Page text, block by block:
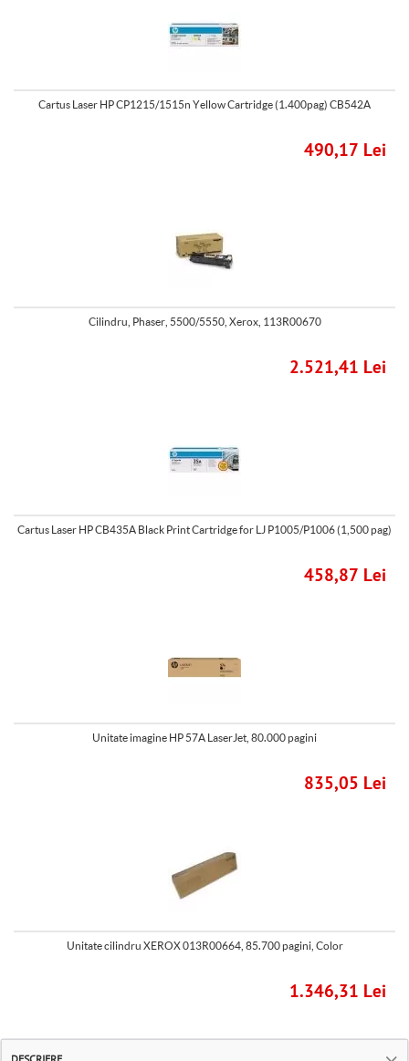
Cartus Laser HP CP1215/1515n Yellow Cartridge (1.400pag) CB542A
490,17 Lei
Cilindru, Phaser, 5500/5550, Xerox, 113R00670
2.521,41 Lei
Cartus Laser HP CB435A Black Print Cartridge for LJ P1005/P1006 (1,500 pag)
458,87 Lei
Unitate imagine HP 57A LaserJet, 80.000 pagini
835,05 Lei
Unitate cilindru XEROX 013R00664, 85.700 pagini, Color
1.346,31 Lei